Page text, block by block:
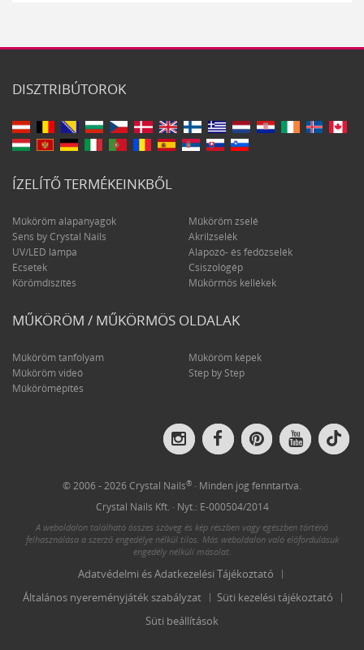
DISZTRIBÚTOROK
ÍZELÍTŐ TERMÉKEINKBŐL
Műköröm alapanyagok
Műköröm zselé
Sens by Crystal Nails
Akrilzselék
UV/LED lámpa
Alapozó- és fedőzselék
Ecsetek
Csiszológép
Körömdíszítés
Műkörmös kellékek
MŰKÖRÖM / MŰKÖRMÖS OLDALAK
Műköröm tanfolyam
Műköröm képek
Műköröm videó
Step by Step
Műkörömépítés
Crystal
Nails
Instagram
Crystal
Nails
Facebook
Crystal
Nails
Pinterest
Crystal
Nails
© 2006 - 2026 Crystal Nails® · Minden jog fenntartva.
Crystal Nails Kft. · Nyt.: E-000504/2014
A weboldalon található összes szöveg és kép részben vagy egészben történő
felhasználása a szerző engedélye nélkül tilos. Más weboldalon való előfordulásuk
engedély nélküli másolat.
Adatvédelmi és Adatkezelési Tájékoztató
Általános nyereményjáték szabályzat
Süti kezelési tájékoztató
Süti beállítások